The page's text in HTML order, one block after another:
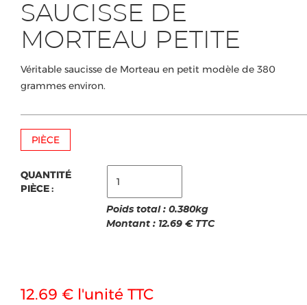
SAUCISSE DE
MORTEAU PETITE
Véritable saucisse de Morteau en petit modèle de 380
grammes environ.
PIÈCE
QUANTITÉ
PIÈCE :
Poids total : 0.380kg
Montant : 12.69 € TTC
12.69 € l'unité TTC